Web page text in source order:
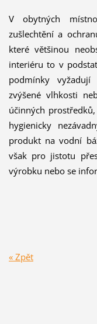
V obytných
zušlechtění a
které většinou
interiéru to v
podmínky
zvýšené vlhkosti
účinných
hygienicky
produkt na vodní
však pro jistotu
výrobku nebo se
« Zpět